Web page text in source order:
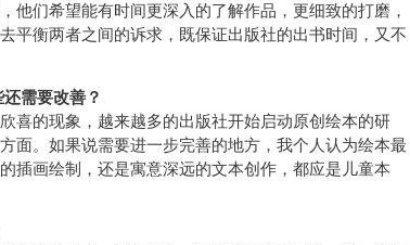
他们希望能有时间更深入的了解作品，更细致的打磨，
平衡两者之间的诉求，既保证出版社的出书时间，又不
需要改善？
喜的现象，越来越多的出版社开始启动原创绘本的研
面。如果说需要进一步完善的地方，我个人认为绘本最
插画绘制，还是寓意深远的文本创作，都应是儿童本